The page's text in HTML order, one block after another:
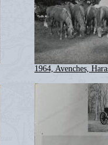
1964, Avenches,